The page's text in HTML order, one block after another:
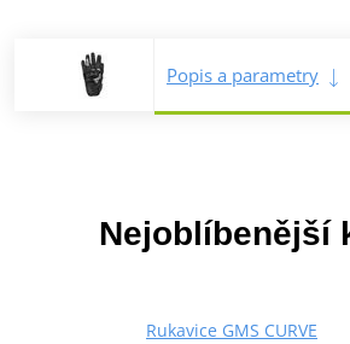
Popis a parametry
Nejoblíbenější
Rukavice GMS CURVE